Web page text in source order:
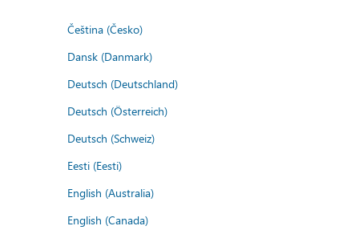
Čeština (Česko)
Dansk (Danmark)
Deutsch (Deutschland)
Deutsch (Österreich)
Deutsch (Schweiz)
Eesti (Eesti)
English (Australia)
English (Canada)